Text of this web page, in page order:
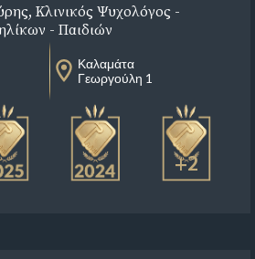
Κλινικός Ψυχολόγος -
- Παιδιών
Καλαμάτα
Γεωργούλη 1
+2